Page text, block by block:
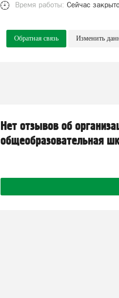
Время работы: Сейчас
Обратная связь Изменить
Нет отзывов об
общеобразовательная